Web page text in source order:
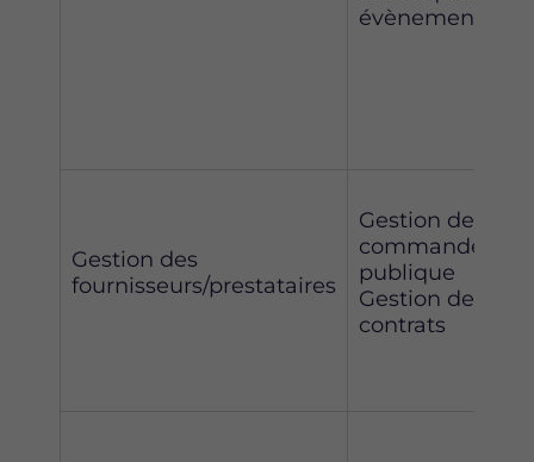
évènements
Gestion des
fournisseurs/prestataires
Gestion de la
commande
publique
Gestion des
contrats